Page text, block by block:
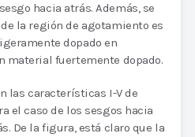
hacia atrás. Además, se
la región de agotamiento es
dopado en
material fuertemente dopado.
las características I-V de
el caso de los sesgos hacia
De la figura, está claro que la